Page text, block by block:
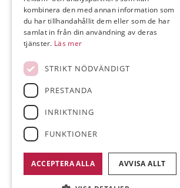
KONTAKTA OSS
Bollnäs GK – Norrfly 4526
823 91 Kilafors
E-post:info@bollnasgk.com
FÖLJ OSS
kombinera den med annan information som
du har tillhandahållit dem eller som de har
samlat in från din användning av deras
tjänster. Läs mer
STRIKT NÖDVÄNDIGT
PRESTANDA
INRIKTNING
FUNKTIONER
ACCEPTERA ALLA AVVISA ALLT